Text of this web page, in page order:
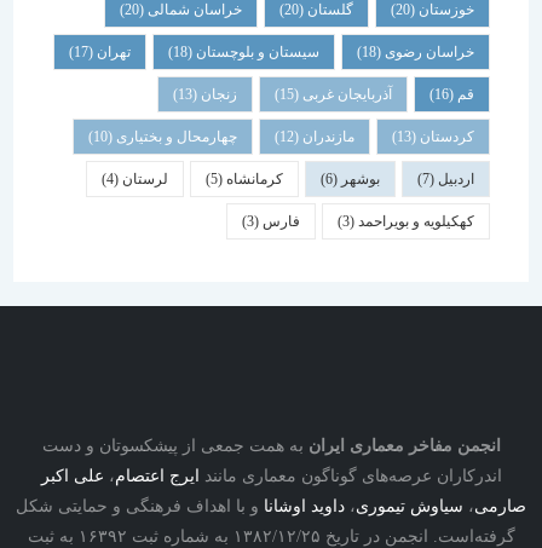
خوزستان(20) گلستان (20) خراسان شمالی(20)
خراسان رضوی(18) سیستان و بلوچستان(18) تهران
آذربایجان غربی(15) زنجان
کردستان(13) مازندران(12) چهارمحال و بختیاری (10)
بوشهر کرمانشاه(5) لرستان (4)
کهکیلویه و بویراحمد(3) فارس
مفاخر معماری ایرانبه همت جمعی از پیشکسوتان و دست
عرصه‌های گوناگون معماری مانندایرج اعتصام،علی اکبر
،سیاوش تیموری،داوید اوشاناو با اهداف فرهنگی و حمایتی شکل
گرفته‌است. انجمن در تاریخ ۱۳۸۲/۱۲/۲۵ به شماره ثبت ۱۶۳۹۲ به ثبت